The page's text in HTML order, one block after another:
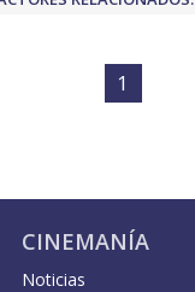
1
CINEMANÍA
Noticias